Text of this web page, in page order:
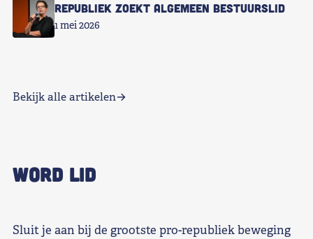
Republiek zoekt Algemeen Bestuurslid
1 mei 2026
Bekijk alle artikelen
WORD LID
Sluit je aan bij de grootste pro-republiek beweging